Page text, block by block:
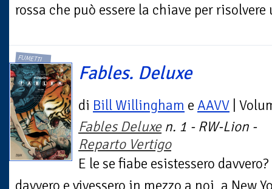
rossa che può essere la chiave per risolvere
FUMETTI
Fables. Deluxe
di Bill Willingham e AAVV |
Fables Deluxen. 1 - RW-Lion -
Reparto Vertigo
E le se fiabe esistessero